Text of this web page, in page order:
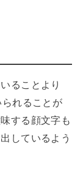
ることより
れることが
する顔文字も
しているよう